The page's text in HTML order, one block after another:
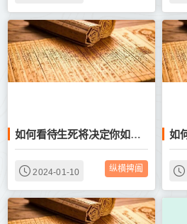
如何看待生死将决定你如何过完自己的一生——鬼谷子权谋术：读人性、读权谋、读纵横
2024-01-10 纵横捭阖